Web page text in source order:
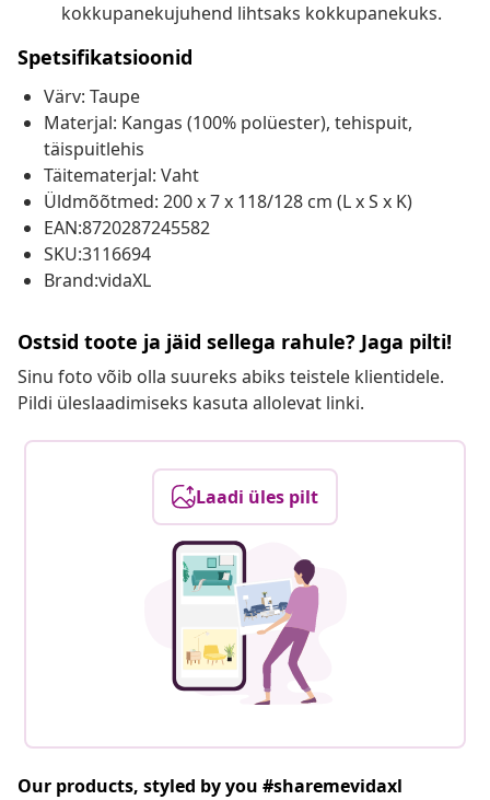
kokkupanekujuhend lihtsaks kokkupanekuks.
Spetsifikatsioonid
Värv: Taupe
Materjal: Kangas (100% polüester), tehispuit,
täispuitlehis
Täitematerjal: Vaht
Üldmõõtmed: 200 x 7 x 118/128 cm (L x S x K)
EAN:8720287245582
SKU:3116694
Brand:vidaXL
Ostsid toote ja jäid sellega rahule? Jaga pilti!
Sinu foto võib olla suureks abiks teistele klientidele.
Pildi üleslaadimiseks kasuta allolevat linki.
Laadi üles pilt
Our products, styled by you #sharemevidaxl